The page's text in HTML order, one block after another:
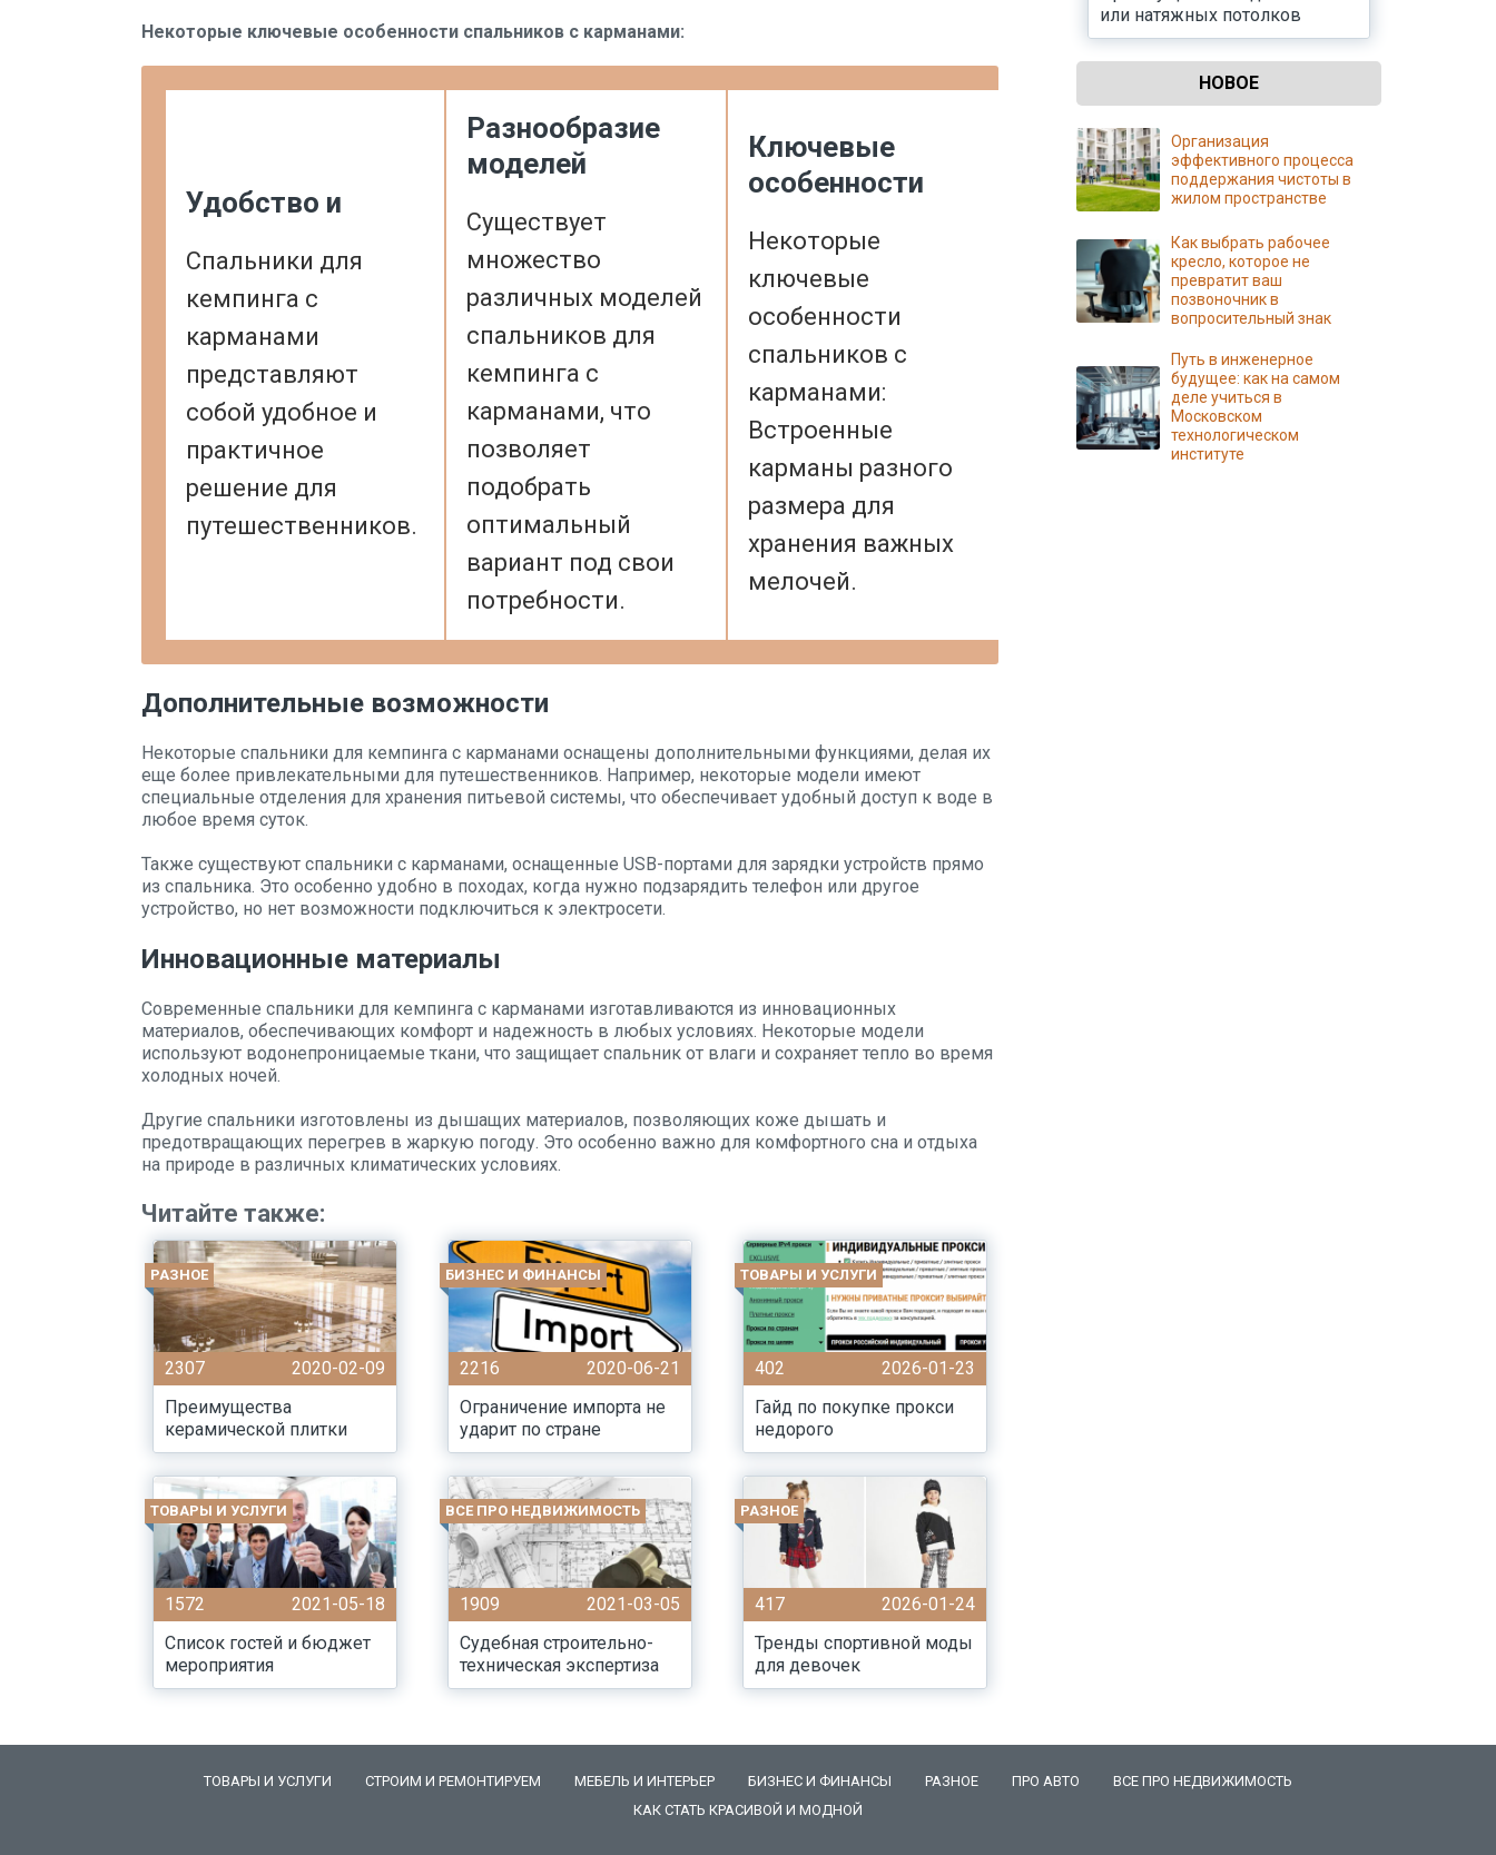
Некоторые ключевые особенности спальников с карманами:
Удобство и
Спальники для
кемпинга с
карманами
представляют
собой удобное и
практичное
решение для
путешественников.
Разнообразие
моделей
Существует
множество
различных моделей
спальников для
кемпинга с
карманами, что
позволяет
подобрать
оптимальный
вариант под свои
потребности.
Ключевые
особенности
Некоторые
ключевые
особенности
спальников с
карманами:
Встроенные
карманы разного
размера для
хранения важных
мелочей.
Дополнительные возможности
Некоторые спальники для кемпинга с карманами оснащены дополнительными функциями, делая их
еще более привлекательными для путешественников. Например, некоторые модели имеют
специальные отделения для хранения питьевой системы, что обеспечивает удобный доступ к воде в
любое время суток.
Также существуют спальники с карманами, оснащенные USB-портами для зарядки устройств прямо
из спальника. Это особенно удобно в походах, когда нужно подзарядить телефон или другое
устройство, но нет возможности подключиться к электросети.
Инновационные материалы
Современные спальники для кемпинга с карманами изготавливаются из инновационных
материалов, обеспечивающих комфорт и надежность в любых условиях. Некоторые модели
используют водонепроницаемые ткани, что защищает спальник от влаги и сохраняет тепло во время
холодных ночей.
Другие спальники изготовлены из дышащих материалов, позволяющих коже дышать и
предотвращающих перегрев в жаркую погоду. Это особенно важно для комфортного сна и отдыха
на природе в различных климатических условиях.
Читайте также:
РАЗНОЕ
2307
2020-02-09
Преимущества
керамической плитки
БИЗНЕС И ФИНАНСЫ
2216
2020-06-21
Ограничение импорта не
ударит по стране
ТОВАРЫ И УСЛУГИ
402
2026-01-23
Гайд по покупке прокси
недорого
ТОВАРЫ И УСЛУГИ
1572
2021-05-18
Список гостей и бюджет
мероприятия
ВСЕ ПРО НЕДВИЖИМОСТЬ
1909
2021-03-05
Судебная строительно-
техническая экспертиза
РАЗНОЕ
417
2026-01-24
Тренды спортивной моды
для девочек
или натяжных потолков
НОВОЕ
Организация
эффективного процесса
поддержания чистоты в
жилом пространстве
Как выбрать рабочее
кресло, которое не
превратит ваш
позвоночник в
вопросительный знак
Путь в инженерное
будущее: как на самом
деле учиться в
Московском
технологическом
институте
ТОВАРЫ И УСЛУГИ СТРОИМ И РЕМОНТИРУЕМ МЕБЕЛЬ И ИНТЕРЬЕР БИЗНЕС И ФИНАНСЫ РАЗНОЕ ПРО АВТО
ВСЕ ПРО НЕДВИЖИМОСТЬ
КАК СТАТЬ КРАСИВОЙ И МОДНОЙ